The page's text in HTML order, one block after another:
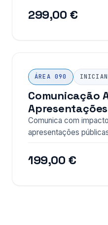
299,00 €
ÁREA 090
Comunicação
Apresentações
Comunica com
apresentações
199,00 €